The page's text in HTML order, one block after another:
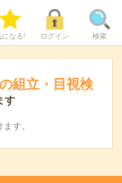
になる! ログイン 検索
組立・目視検
す
す。